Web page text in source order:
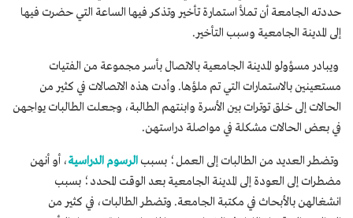
حددته الجامعة أن تملأ استمارة تأخير وتذكر فيها الساعة التي حضرت فيها
إلى المدينة الجامعية وسبب التأخير.
ويبادر مسؤولو المدينة الجامعية بالاتصال بأسر مجموعة من الفتيات
مستعينين بالاستمارات التي تم ملؤها. وأدت هذه الاتصالات في كثير من
الحالات إلى خلق توترات بين الأسرة وابنتهم الطالبة، وجعلت الطالبات يواجهن
في بعض الحالات مشكلة في مواصلة دراستهن.
وتضطر العديد من الطالبات إلى العمل؛ بسبب الرسوم الدراسية، أو أنهن
مضطرات إلى العودة إلى المدينة الجامعية بعد الوقت المحدد؛ بسبب
انشغالهن بالأبحاث في مكتبة الجامعة. وتضطر الطالبات، في كثير من